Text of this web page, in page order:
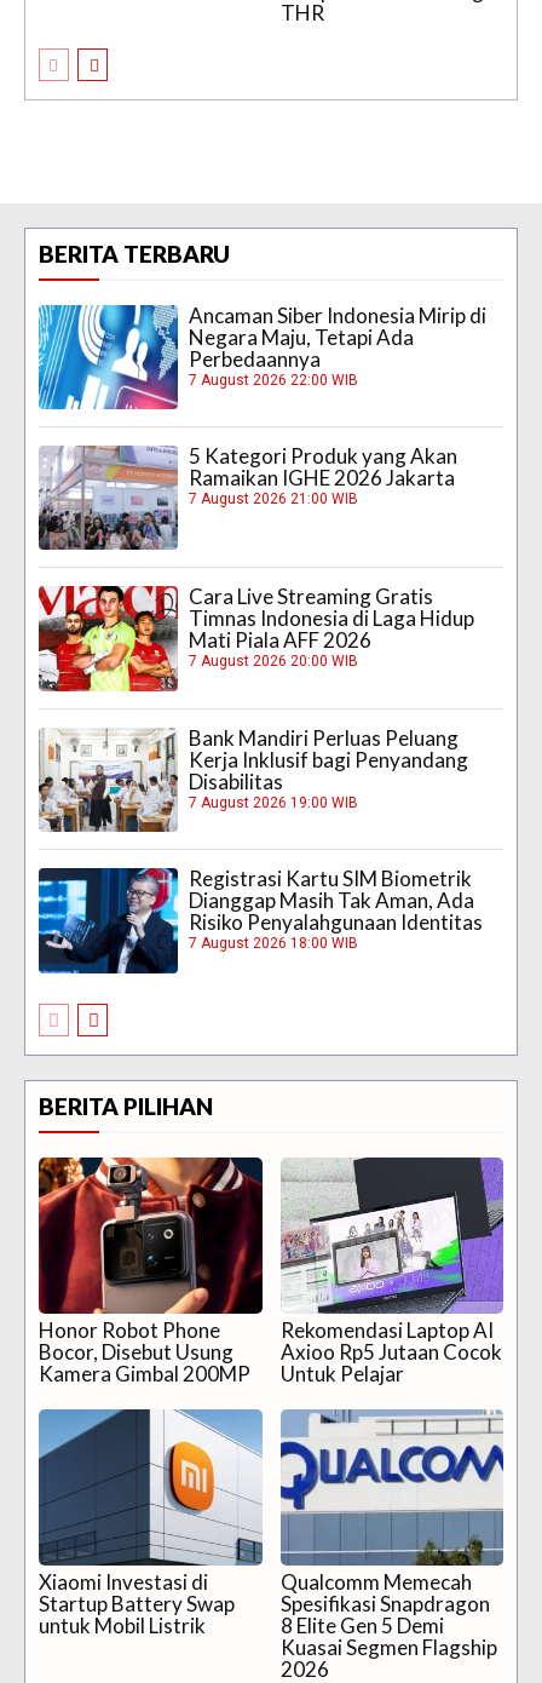
THR
BERITA TERBARU
Ancaman Siber Indonesia Mirip di
Negara Maju, Tetapi Ada
Perbedaannya
7 August 2026 22:00 WIB
5 Kategori Produk yang Akan
Ramaikan IGHE 2026 Jakarta
7 August 2026 21:00 WIB
Cara Live Streaming Gratis
Timnas Indonesia di Laga Hidup
Mati Piala AFF 2026
7 August 2026 20:00 WIB
Bank Mandiri Perluas Peluang
Kerja Inklusif bagi Penyandang
Disabilitas
7 August 2026 19:00 WIB
Registrasi Kartu SIM Biometrik
Dianggap Masih Tak Aman, Ada
Risiko Penyalahgunaan Identitas
7 August 2026 18:00 WIB
BERITA PILIHAN
Honor Robot Phone
Bocor, Disebut Usung
Kamera Gimbal 200MP
Rekomendasi Laptop AI
Axioo Rp5 Jutaan Cocok
Untuk Pelajar
Xiaomi Investasi di
Startup Battery Swap
untuk Mobil Listrik
Qualcomm Memecah
Spesifikasi Snapdragon
8 Elite Gen 5 Demi
Kuasai Segmen Flagship
2026